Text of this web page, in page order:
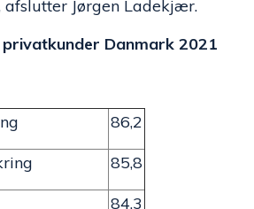
afslutter Jørgen Ladekjær.
Danmark 2021
86,2
85,8
84,3